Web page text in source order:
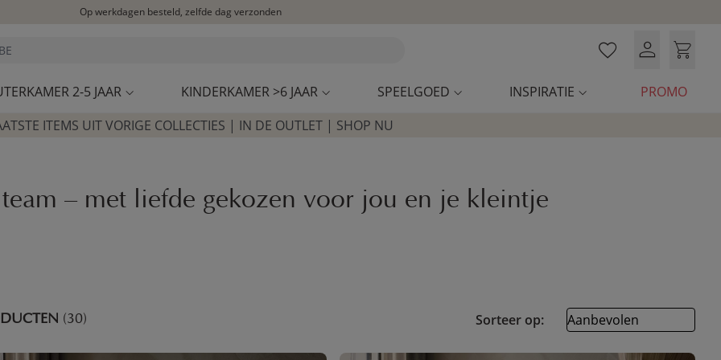
2-5 JAAR KINDERKAMER >6 JAAR SPEELGOED INSPIRATIE
PROMO
ITEMS UIT VORIGE COLLECTIES | IN DE OUTLET | SHOP NU
– met liefde gekozen voor jou en je kleintje
Sorteer op:
(30)